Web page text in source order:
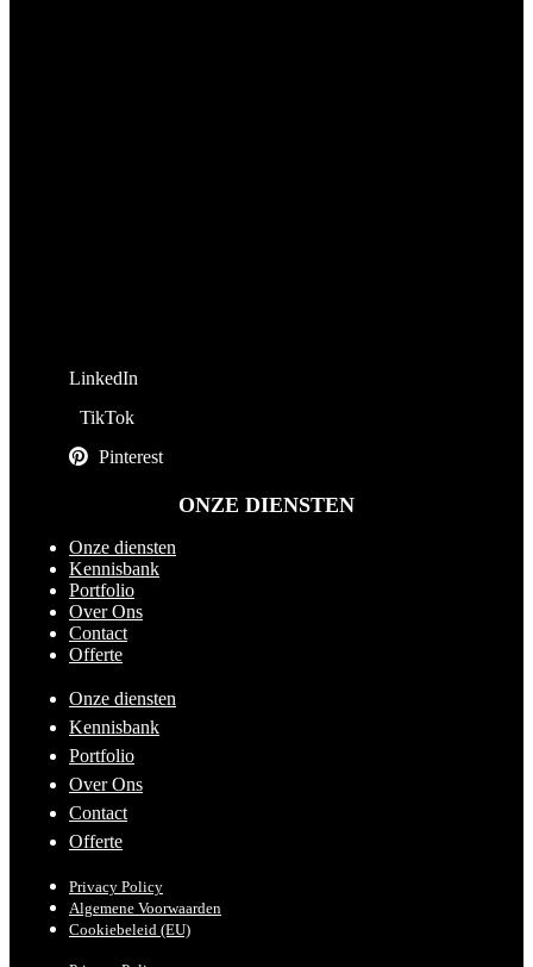
LinkedIn
TikTok
Pinterest
ONZE DIENSTEN
Onze diensten
Kennisbank
Portfolio
Over Ons
Contact
Offerte
Onze diensten
Kennisbank
Portfolio
Over Ons
Contact
Offerte
Privacy Policy
Algemene Voorwaarden
Cookiebeleid (EU)